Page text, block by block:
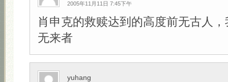
2005年11月11日 7:45下午
肖申克的救赎达到的高度前无古人
无来者
yuhang